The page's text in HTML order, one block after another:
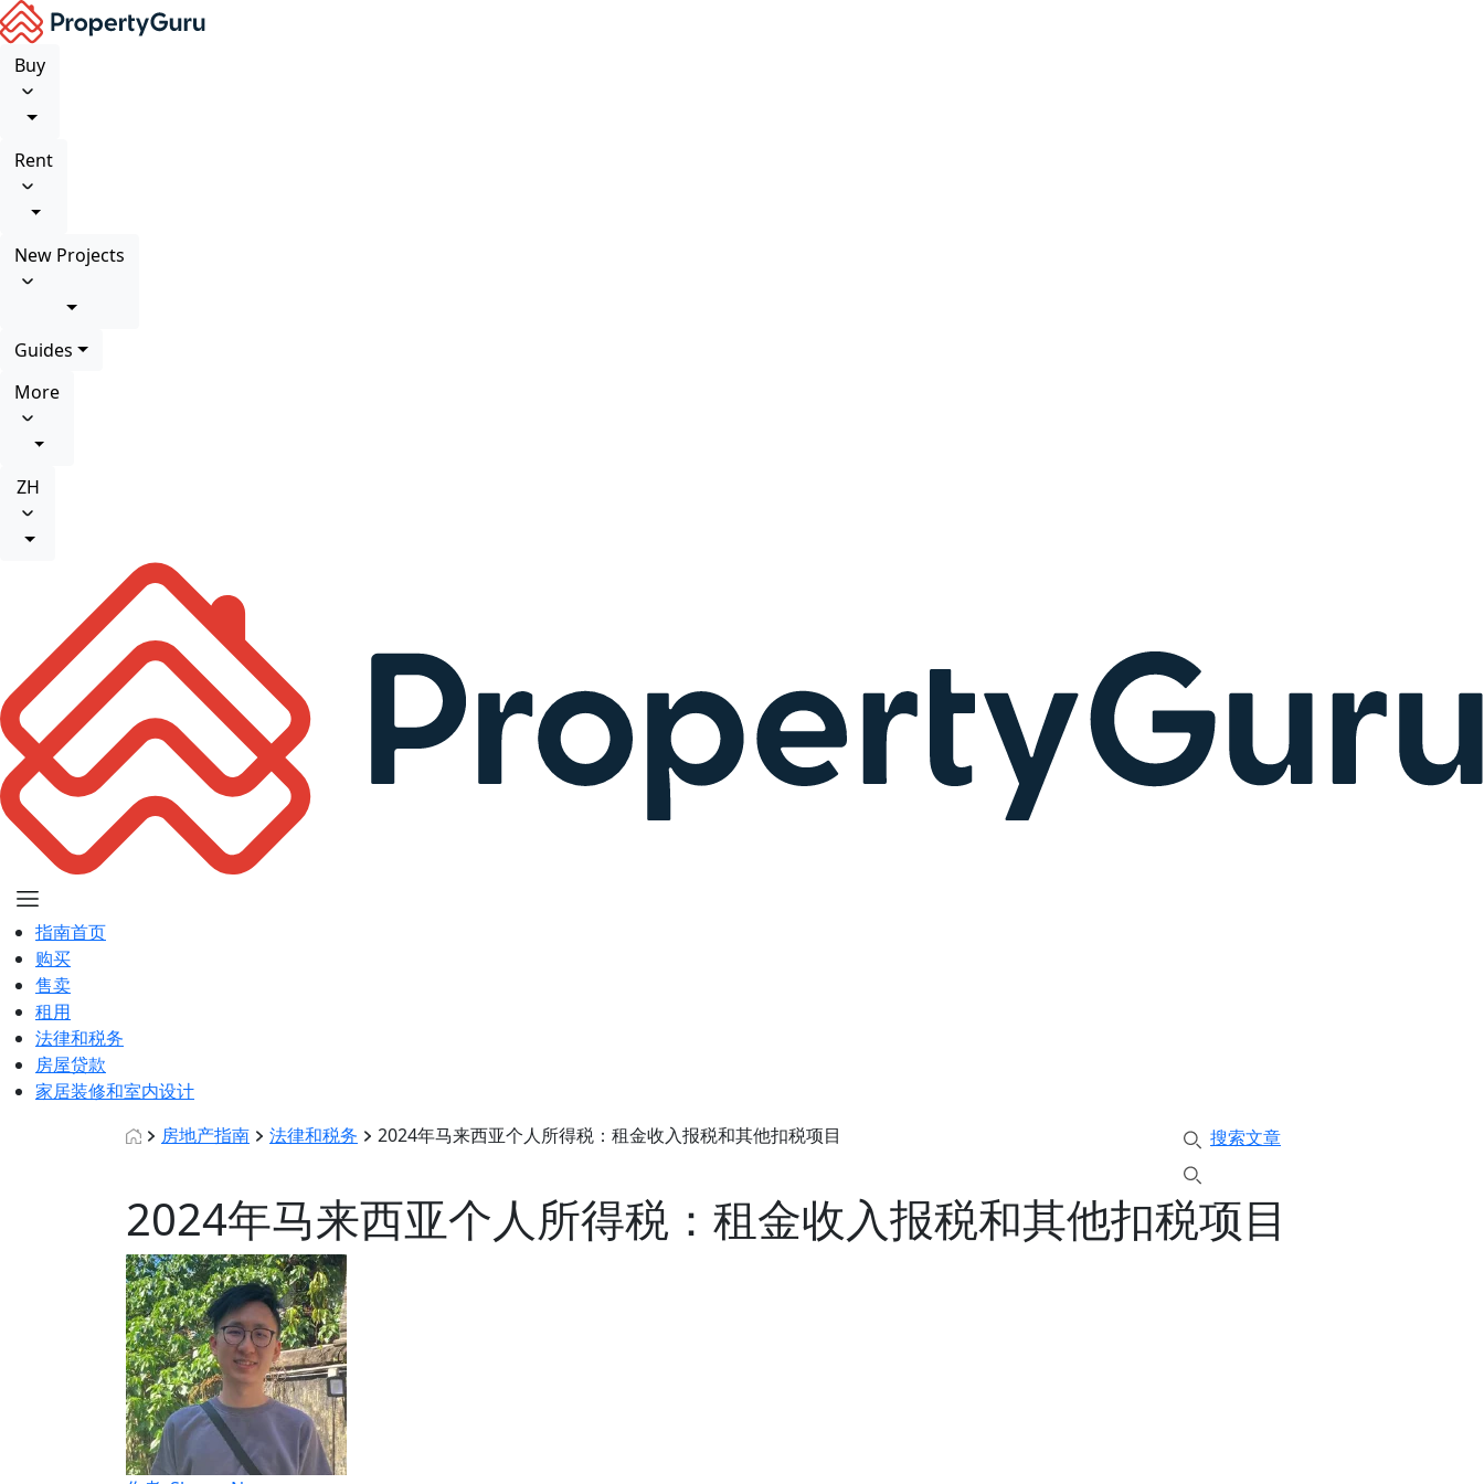
Buy
Rent
New Projects
Guides
More
ZH
指南首页
购买
售卖
租用
法律和税务
房屋贷款
家居装修和室内设计
房地产指南
法律和税务 2024年马来西亚个人所得税：租金收入报税和其他扣税项目 搜索文章
2024年马来西亚个人所得税：租金收入报税和其他扣税项目